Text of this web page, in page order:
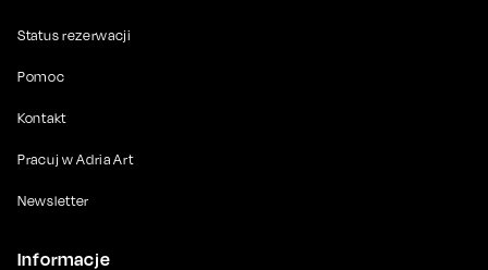
Status rezerwacji
Pomoc
Kontakt
Pracuj w Adria Art
Newsletter
Informacje